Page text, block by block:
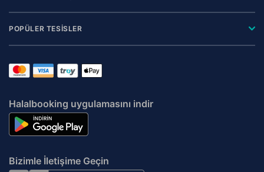
POPÜLER TESİSLER
Halalbooking uygulamasını indir
Bizimle İletişime Geçin